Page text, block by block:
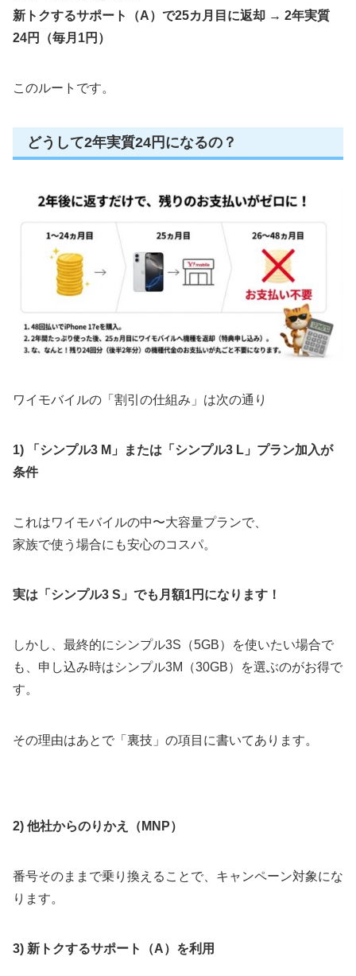
新トクするサポート（A）で25カ月目に返却 → 2年実質
24円（毎月1円）
このルートです。
どうして2年実質24円になるの？
ワイモバイルの「割引の仕組み」は次の通り
1) 「シンプル3 M」または「 シンプル3 L」プラン加入が
条件
これはワイモバイルの中〜大容量プランで、
家族で使う場合にも安心のコスパ。
実は「シンプル3 S」でも月額1円になります！
しかし、最終的にシンプル3S（5GB）を使いたい場合で
も、申し込み時はシンプル3M（30GB）を選ぶのがお得で
す。
その理由はあとで「裏技」の項目に書いてあります。
2) 他社からのりかえ（MNP）
番号そのままで乗り換えることで、キャンペーン対象にな
ります。
3) 新トクするサポート（A）を利用